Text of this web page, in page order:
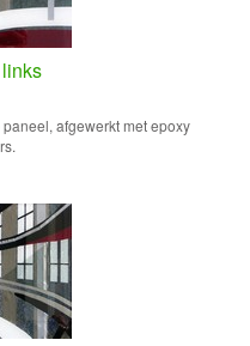
afgewerkt met epoxy